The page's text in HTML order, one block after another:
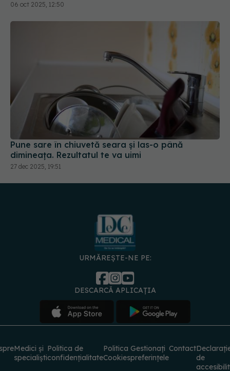
06 oct 2025, 12:50
Pune sare în chiuvetă seara și las-o până
dimineața. Rezultatul te va uimi
27 dec 2025, 19:51
URMĂREȘTE-NE PE:
DESCARCĂ APLICAȚIA
Medici și
specialiști
Politica de
confidențialitate
Politica
Cookies
Gestionați
preferințele
Contact
de